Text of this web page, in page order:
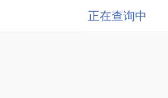
正在查询中